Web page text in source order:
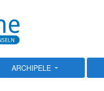
ARCHIPELE